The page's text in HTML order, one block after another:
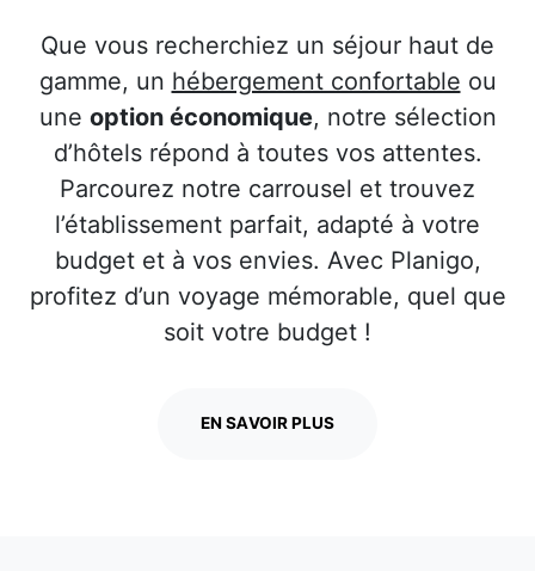
Que vous recherchiez un séjour haut de
gamme, un hébergement confortable ou
une option économique, notre sélection
d’hôtels répond à toutes vos attentes.
Parcourez notre carrousel et trouvez
l’établissement parfait, adapté à votre
budget et à vos envies. Avec Planigo,
profitez d’un voyage mémorable, quel que
soit votre budget !
EN SAVOIR PLUS